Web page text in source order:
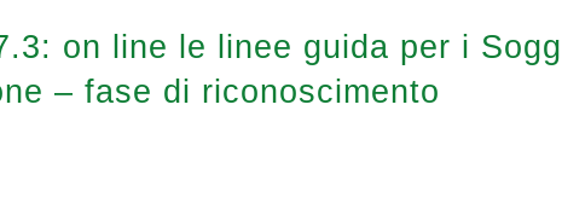
on line le linee guida per i
– fase di riconoscimento